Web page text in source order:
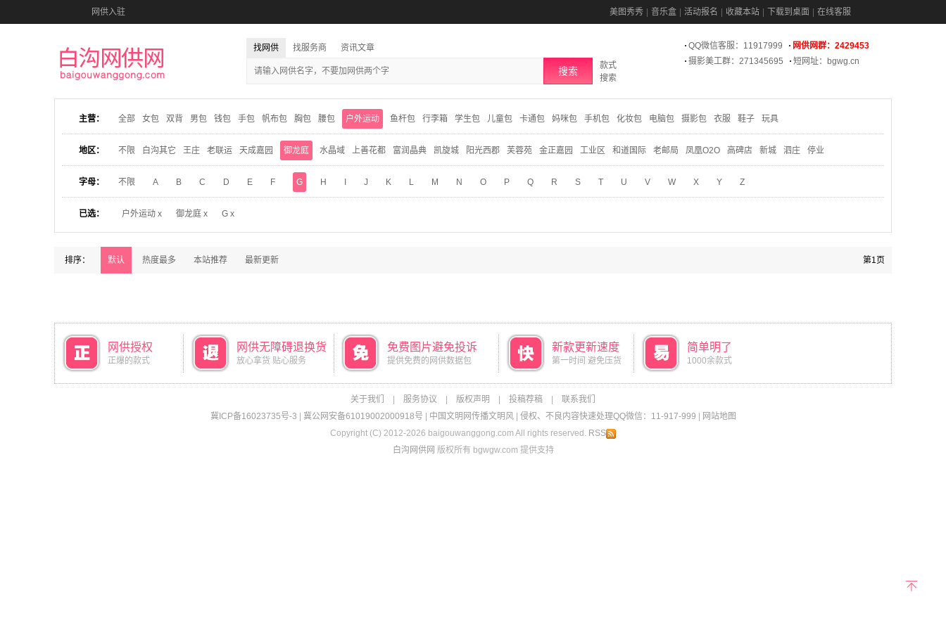
网供入驻 美图秀秀 音乐盒 活动报名 收藏本站 下载到桌面 在线客服
找网供 找服务商 资讯文章
搜索
款式
搜索
QQ微信客服：11917999
网供网群：2429453
摄影美工群：271345695
短网址：bgwg.cn
主营： 全部 女包 双背 男包 钱包 手包 帆布包 胸包 腰包 户外运动 鱼杆包 行李箱 学生包 儿童包 卡通包 妈咪包 手机包 化妆包 电脑包 摄影包 衣服 鞋子 玩具
地区： 不限 白沟其它 王庄 老联运 天成嘉园 御龙庭 水晶域 上善花都 富润晶典 凯旋城 阳光西郡 芙蓉苑 金正嘉园 工业区 和道国际 老邮局 凤凰O2O 高碑店 新城 泗庄 停业
字母： 不限 A B C D E F G H J K L M N O P Q R S T U V W X Y Z
已选： 户外运动 x 御龙庭 x G x
排序： 默认 热度最多 本站推荐 最新更新 第1页
网供授权
正爆的款式
网供无障碍退换货
放心拿货 贴心服务
免费图片避免投诉
提供免费的网供数据包
新款更新速度
第一时间 避免压货
简单明了
1000余款式
关于我们 服务协议 版权声明 投稿荐稿
联系我们
冀ICP备16023735号-3
冀公网安备61019002000918号 中国文明网传播文明风| 侵权、不良内容快速处理QQ微信：11-917-999
网站地图
Copyright (C) 2012-2026 baigouwanggong.com All rights reserved. RSS
白沟网供网 版权所有 bgwgw.com 提供支持